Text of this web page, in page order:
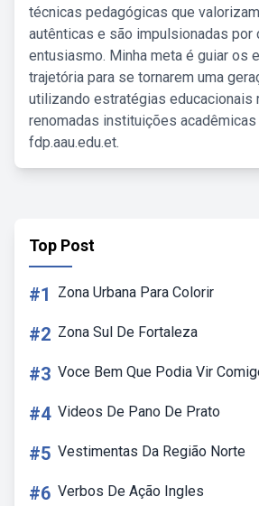
técnicas pedagógicas que
autênticas e são impulsionadas por
entusiasmo. Minha meta é guiar os
trajetória para se tornarem uma
utilizando estratégias educacionais
renomadas instituições
fdp.aau.edu.et.
Top Post
#1 Zona Urbana Para Colorir
#2 Zona Sul De Fortaleza
#3 Voce Bem Que Podia Vir
#4 Videos De Pano De Prato
#5 Vestimentas Da Região Norte
#6 Verbos De Ação Ingles